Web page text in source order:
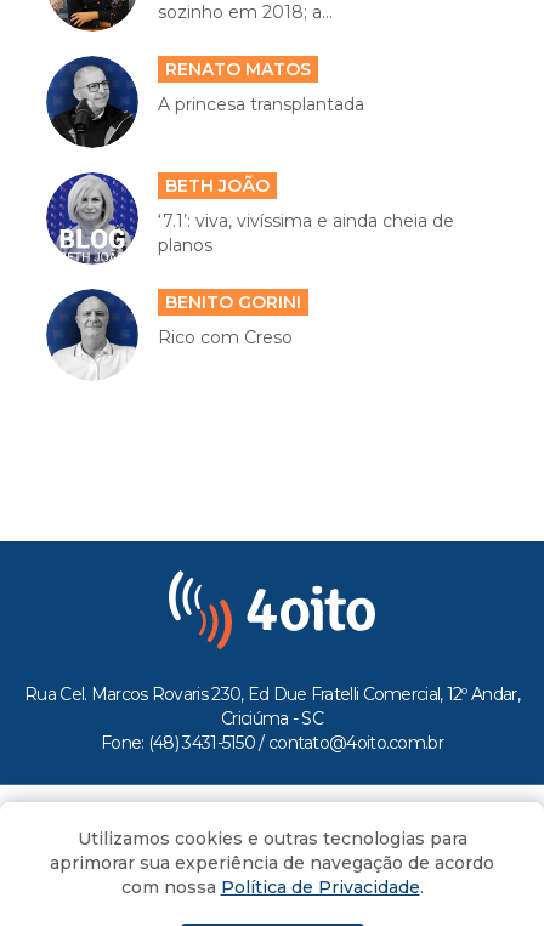
sozinho em 2018; a...
RENATO MATOS
A princesa transplantada
BETH JOÃO
‘7.1’: viva, vivíssima e ainda cheia de
planos
BENITO GORINI
Rico com Creso
Rua Cel. Marcos Rovaris 230, Ed Due Fratelli Comercial, 12º Andar,
Criciúma - SC
Fone: (48) 3431-5150 / contato@4oito.com.br
Todos os direitos reservados ao Portal 4oito
Utilizamos cookies e outras tecnologias para
aprimorar sua experiência de navegação de acordo
com nossa Política de Privacidade.